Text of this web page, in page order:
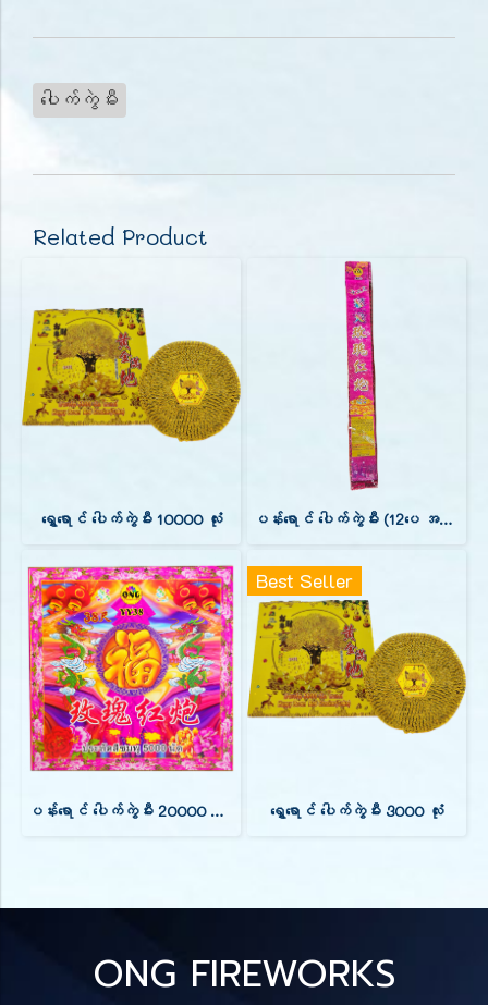
ပေါက်ကွဲမီး
Related Product
ရွှေရောင် ပေါက်ကွဲမီး 10000 လုံး ပန်းရောင် ပေါက်ကွဲမီး (12ပေ အရှည်)
ပန်းရောင် ပေါက်ကွဲမီး 20000 လုံး (88 ပေ အရှည်)
Best Seller
ရွှေရောင် ပေါက်ကွဲမီး 3000 လုံး
ONG FIREWORKS